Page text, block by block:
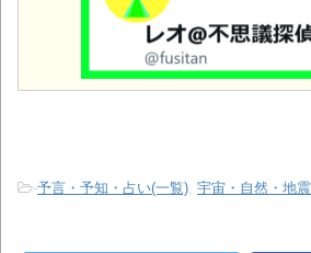
-予言・予知・占い(一覧), 宇宙・自然・地